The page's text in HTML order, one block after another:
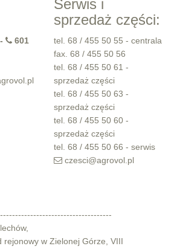
-
601
Serwis i
sprzedaż części:
tel. 68 / 455 50 55 - centrala
fax. 68 / 455 50 56
tel. 68 / 455 50 61 -
sprzedaż części
tel. 68 / 455 50 63 -
sprzedaż części
tel. 68 / 455 50 60 -
sprzedaż części
tel. 68 / 455 50 66 - serwis
czesci@agrovol.pl
rejonowy w Zielonej Górze, VIII